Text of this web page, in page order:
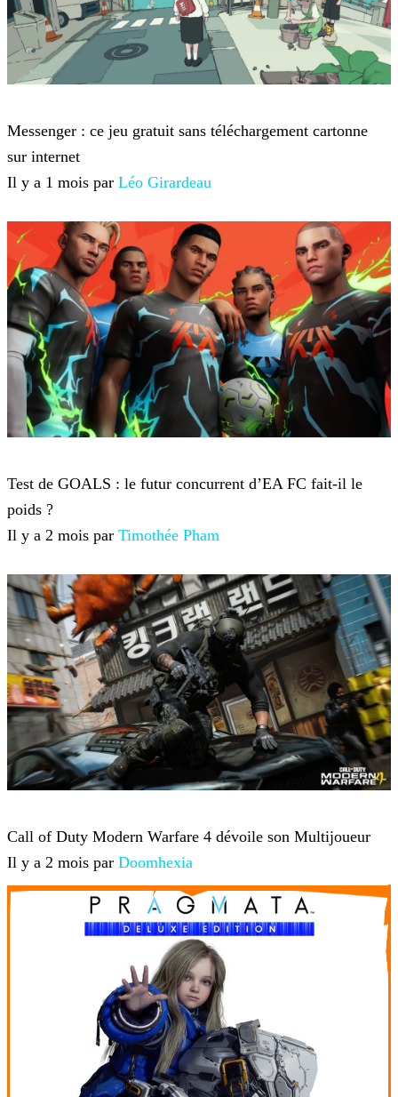
Messenger : ce jeu gratuit sans téléchargement cartonne
sur internet
Il y a 1 mois par Léo Girardeau
Test de GOALS : le futur concurrent d’EA FC fait-il le
poids ?
Il y a 2 mois par Timothée Pham
Call of Duty Modern Warfare 4 dévoile son Multijoueur
Il y a 2 mois par Doomhexia